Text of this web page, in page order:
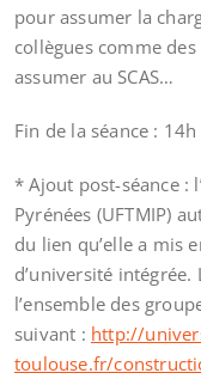
pour assumer la
collègues comme
assumer au SCAS…
Fin de la séance : 14h
* Ajout post-séance :
Pyrénées (UFTMIP)
du lien qu’elle a mis
d’université
l’ensemble des
suivant : http://
toulouse.fr/